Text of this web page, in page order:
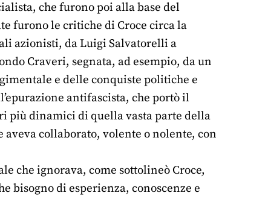
che furono poi alla base del
furono le critiche di Croce circa la
azionisti, da Luigi Salvatorelli a
Craveri, segnata, ad esempio, da un
e delle conquiste politiche e
antifascista, che portò il
più dinamici di quella vasta parte della
collaborato, volente o nolente, con
che ignorava, come sottolineò Croce,
bisogno di esperienza, conoscenze e